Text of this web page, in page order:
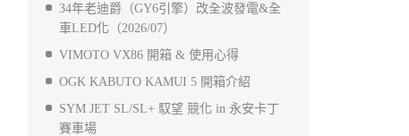
34年老迪爵（GY6引擎）改全波發電&全
車LED化（2026/07）
VIMOTO VX86 開箱 & 使用心得
OGK KABUTO KAMUI 5 開箱介紹
SYM JET SL/SL+ 馭望 競化 in 永安卡丁
賽車場